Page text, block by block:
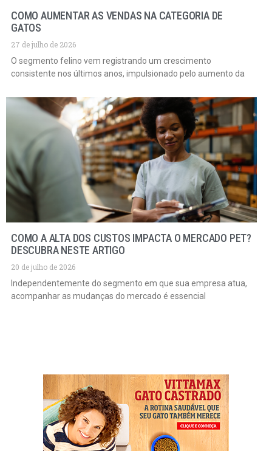
COMO AUMENTAR AS VENDAS NA CATEGORIA DE
GATOS
27 de julho de 2026
O segmento felino vem registrando um crescimento
consistente nos últimos anos, impulsionado pelo aumento da
COMO A ALTA DOS CUSTOS IMPACTA O MERCADO PET?
DESCUBRA NESTE ARTIGO
20 de julho de 2026
Independentemente do segmento em que sua empresa atua,
acompanhar as mudanças do mercado é essencial